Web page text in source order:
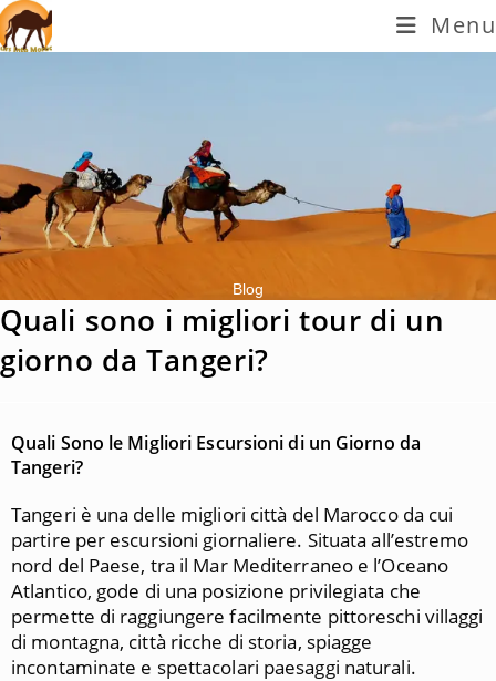
Menu
Blog
Quali sono i migliori tour di un
giorno da Tangeri?
Quali Sono le Migliori Escursioni di un Giorno da
Tangeri?
Tangeri è una delle migliori città del Marocco da cui
partire per escursioni giornaliere. Situata all’estremo
nord del Paese, tra il Mar Mediterraneo e l’Oceano
Atlantico, gode di una posizione privilegiata che
permette di raggiungere facilmente pittoreschi villaggi
di montagna, città ricche di storia, spiagge
incontaminate e spettacolari paesaggi naturali.